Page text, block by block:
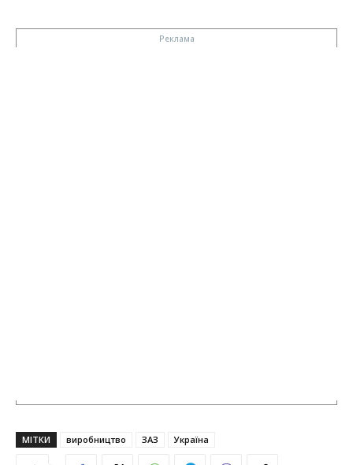
МІТКИ виробництво ЗАЗ Україна